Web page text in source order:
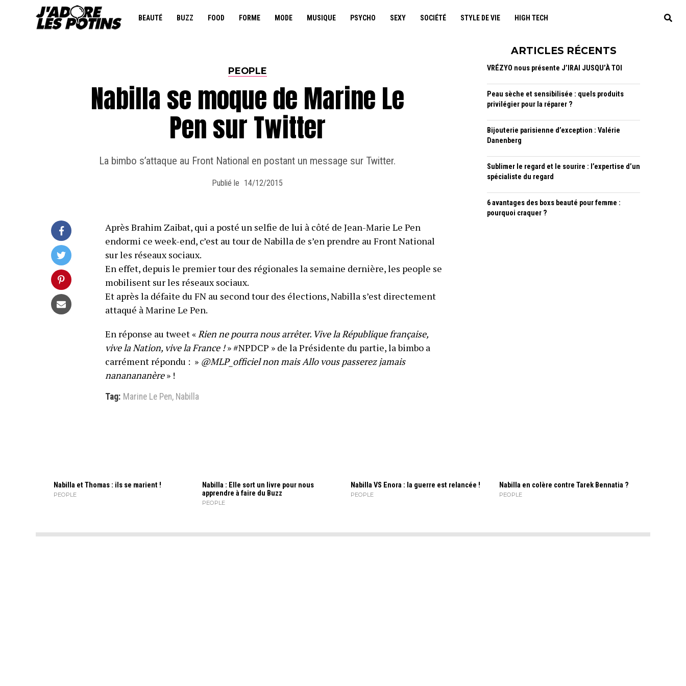
BEAUTÉ BUZZ FOOD FORME MODE MUSIQUE PSYCHO SEXY SOCIÉTÉ STYLE DE VIE HIGH TECH
PEOPLE
Nabilla se moque de Marine Le
Pen sur Twitter
La bimbo s’attaque au Front National en postant un message sur Twitter.
Publié le 14/12/2015
Après Brahim Zaibat, qui a posté un selfie de lui à côté de Jean-Marie Le Pen
endormi ce week-end, c’est au tour de Nabilla de s’en prendre au Front National
sur les réseaux sociaux.
En effet, depuis le premier tour des régionales la semaine dernière, les people se
mobilisent sur les réseaux sociaux.
Et après la défaite du FN au second tour des élections, Nabilla s’est directement
attaqué à Marine Le Pen.
En réponse au tweet «Rien ne pourra nous arrêter. Vive la République française,
vive la Nation, vive la France !» #NPDCP » de la Présidente du partie, la bimbo a
carrément répondu : » @MLP_officiel non mais Allo vous passerez jamais
nananananère» !
Tag: Marine Le Pen, Nabilla
ARTICLES RÉCENTS
VRÉZYO nous présente J’IRAI JUSQU’À TOI
Peau sèche et sensibilisée : quels produits
privilégier pour la réparer ?
Bijouterie parisienne d’exception : Valérie
Danenberg
Sublimer le regard et le sourire : l’expertise d’un
spécialiste du regard
6 avantages des boxs beauté pour femme :
pourquoi craquer ?
Nabilla et Thomas : ils se marient !
PEOPLE
Nabilla : Elle sort un livre pour nous
apprendre à faire du Buzz
PEOPLE
Nabilla VS Enora : la guerre est relancée !
PEOPLE
Nabilla en colère contre Tarek Bennatia ?
PEOPLE